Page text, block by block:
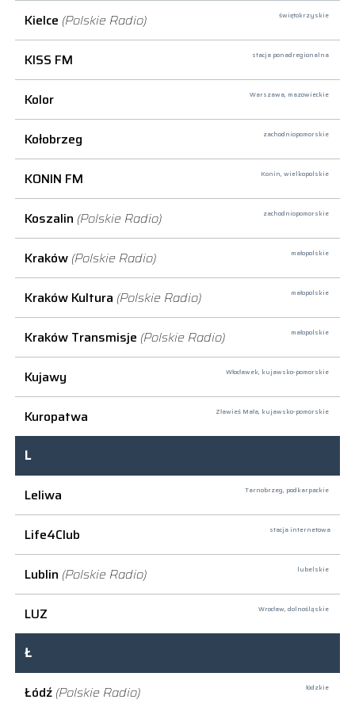
Kielce (Polskie Radio) świętokrzyskie
KISS FM stacja ponadregionalna
Kolor Warszawa, mazowieckie
Kołobrzeg zachodniopomorskie
KONIN FM Konin, wielkopolskie
Koszalin (Polskie Radio) zachodniopomorskie
Kraków (Polskie Radio) małopolskie
Kraków Kultura (Polskie Radio) małopolskie
Kraków Transmisje (Polskie Radio) małopolskie
Kujawy Włocławek, kujawsko-pomorskie
Kuropatwa Zławieś Mała, kujawsko-pomorskie
L
Leliwa
Tarnobrzeg, podkarpackie
Life4Club stacja internetowa
Lublin (Polskie Radio) lubelskie
LUZ Wrocław, dolnośląskie
Ł
Łódź (Polskie Radio) łódzkie